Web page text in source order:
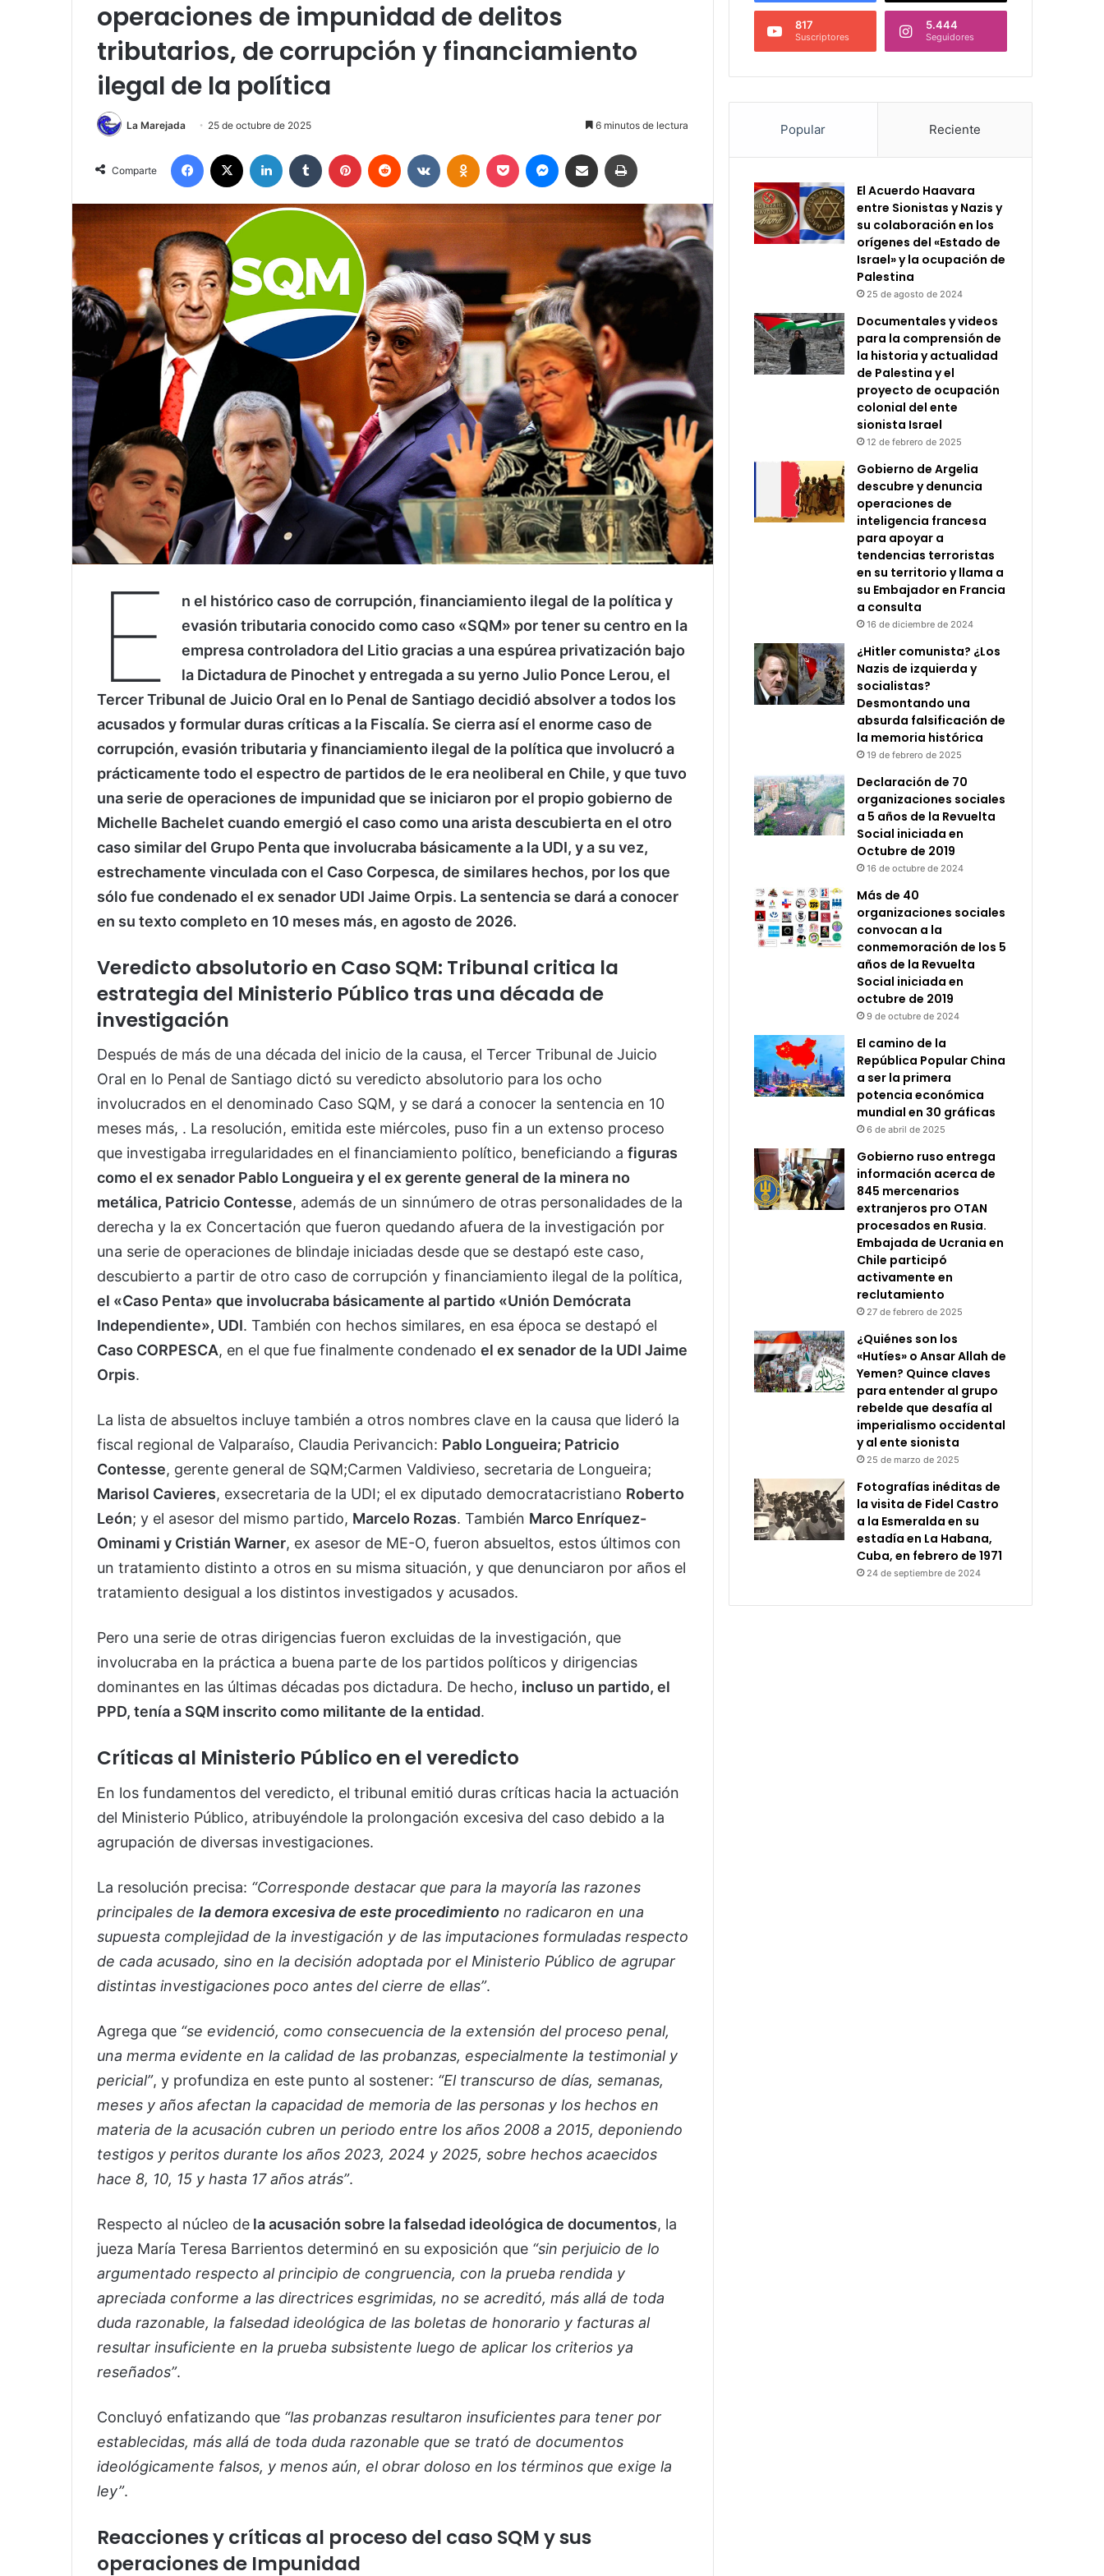
operaciones de impunidad de delitos
tributarios, de corrupción y financiamiento
ilegal de la política
La Marejada 25 de octubre de 2025 6 minutos de lectura
Comparte
Facebook LinkedIn Tumblr Pinterest Reddit VKontakteOdnoklassniki
Pocket Messenger
Compartir vía Email
E
n el histórico caso de corrupción, financiamiento ilegal de la política y
evasión tributaria conocido como caso «SQM» por tener su centro en la
empresa controladora del Litio gracias a una espúrea privatización bajo
la Dictadura de Pinochet y entregada a su yerno Julio Ponce Lerou, el
Tercer Tribunal de Juicio Oral en lo Penal de Santiago decidió absolver a todos los
acusados y formular duras críticas a la Fiscalía. Se cierra así el enorme caso de
corrupción, evasión tributaria y financiamiento ilegal de la política que involucró a
prácticamente todo el espectro de partidos de le era neoliberal en Chile, y que tuvo
una serie de operaciones de impunidad que se iniciaron por el propio gobierno de
Michelle Bachelet cuando emergió el caso como una arista descubierta en el otro
caso similar del Grupo Penta que involucraba básicamente a la UDI, y a su vez,
estrechamente vinculada con el Caso Corpesca, de similares hechos, por los que
sólo fue condenado el ex senador UDI Jaime Orpis. La sentencia se dará a conocer
en su texto completo en 10 meses más, en agosto de 2026.
Veredicto absolutorio en Caso SQM: Tribunal critica la
estrategia del Ministerio Público tras una década de
investigación
Después de más de una década del inicio de la causa, el Tercer Tribunal de Juicio
Oral en lo Penal de Santiago dictó su veredicto absolutorio para los ocho
involucrados en el denominado Caso SQM, y se dará a conocer la sentencia en 10
meses más, . La resolución, emitida este miércoles, puso fin a un extenso proceso
que investigaba irregularidades en el financiamiento político, beneficiando a figuras
como el ex senador Pablo Longueira y el ex gerente general de la minera no
metálica, Patricio Contesse, además de un sinnúmero de otras personalidades de la
derecha y la ex Concertación que fueron quedando afuera de la investigación por
una serie de operaciones de blindaje iniciadas desde que se destapó este caso,
descubierto a partir de otro caso de corrupción y financiamiento ilegal de la política,
el «Caso Penta» que involucraba básicamente al partido «Unión Demócrata
Independiente», UDI. También con hechos similares, en esa época se destapó el
Caso CORPESCA, en el que fue finalmente condenado el ex senador de la UDI Jaime
Orpis.
La lista de absueltos incluye también a otros nombres clave en la causa que lideró la
fiscal regional de Valparaíso, Claudia Perivancich: Pablo Longueira; Patricio
Contesse, gerente general de SQM;Carmen Valdivieso, secretaria de Longueira;
Marisol Cavieres, exsecretaria de la UDI; el ex diputado democratacristiano Roberto
León; y el asesor del mismo partido, Marcelo Rozas. También Marco Enríquez-
Ominami y Cristián Warner, ex asesor de ME-O, fueron absueltos, estos últimos con
un tratamiento distinto a otros en su misma situación, y que denunciaron por años el
tratamiento desigual a los distintos investigados y acusados.
Pero una serie de otras dirigencias fueron excluidas de la investigación, que
involucraba en la práctica a buena parte de los partidos políticos y dirigencias
dominantes en las últimas décadas pos dictadura. De hecho, incluso un partido, el
PPD, tenía a SQM inscrito como militante de la entidad.
Críticas al Ministerio Público en el veredicto
En los fundamentos del veredicto, el tribunal emitió duras críticas hacia la actuación
del Ministerio Público, atribuyéndole la prolongación excesiva del caso debido a la
agrupación de diversas investigaciones.
La resolución precisa: “Corresponde destacar que para la mayoría las razones
principales de la demora excesiva de este procedimiento no radicaron en una
supuesta complejidad de la investigación y de las imputaciones formuladas respecto
de cada acusado, sino en la decisión adoptada por el Ministerio Público de agrupar
distintas investigaciones poco antes del cierre de ellas”.
Agrega que “se evidenció, como consecuencia de la extensión del proceso penal,
una merma evidente en la calidad de las probanzas, especialmente la testimonial y
pericial”, y profundiza en este punto al sostener: “El transcurso de días, semanas,
meses y años afectan la capacidad de memoria de las personas y los hechos en
materia de la acusación cubren un periodo entre los años 2008 a 2015, deponiendo
testigos y peritos durante los años 2023, 2024 y 2025, sobre hechos acaecidos
hace 8, 10, 15 y hasta 17 años atrás”.
Respecto al núcleo de la acusación sobre la falsedad ideológica de documentos, la
jueza María Teresa Barrientos determinó en su exposición que “sin perjuicio de lo
argumentado respecto al principio de congruencia, con la prueba rendida y
apreciada conforme a las directrices esgrimidas, no se acreditó, más allá de toda
duda razonable, la falsedad ideológica de las boletas de honorario y facturas al
resultar insuficiente en la prueba subsistente luego de aplicar los criterios ya
reseñados”.
Concluyó enfatizando que “las probanzas resultaron insuficientes para tener por
establecidas, más allá de toda duda razonable que se trató de documentos
ideológicamente falsos, y menos aún, el obrar doloso en los términos que exige la
ley”.
Reacciones y críticas al proceso del caso SQM y sus
operaciones de Impunidad
817
Suscriptores
5.444
Seguidores
Popular Reciente
El Acuerdo Haavara
entre Sionistas y Nazis y
su colaboración en los
orígenes del «Estado de
Israel» y la ocupación de
Palestina
25 de agosto de 2024
Documentales y videos
para la comprensión de
la historia y actualidad
de Palestina y el
proyecto de ocupación
colonial del ente
sionista Israel
12 de febrero de 2025
Gobierno de Argelia
descubre y denuncia
operaciones de
inteligencia francesa
para apoyar a
tendencias terroristas
en su territorio y llama a
su Embajador en Francia
a consulta
16 de diciembre de 2024
¿Hitler comunista? ¿Los
Nazis de izquierda y
socialistas?
Desmontando una
absurda falsificación de
la memoria histórica
19 de febrero de 2025
Declaración de 70
organizaciones sociales
a 5 años de la Revuelta
Social iniciada en
Octubre de 2019
16 de octubre de 2024
Más de 40
organizaciones sociales
convocan a la
conmemoración de los 5
años de la Revuelta
Social iniciada en
octubre de 2019
9 de octubre de 2024
El camino de la
República Popular China
a ser la primera
potencia económica
mundial en 30 gráficas
6 de abril de 2025
Gobierno ruso entrega
información acerca de
845 mercenarios
extranjeros pro OTAN
procesados en Rusia.
Embajada de Ucrania en
Chile participó
activamente en
reclutamiento
27 de febrero de 2025
¿Quiénes son los
«Hutíes» o Ansar Allah de
Yemen? Quince claves
para entender al grupo
rebelde que desafía al
imperialismo occidental
y al ente sionista
25 de marzo de 2025
Fotografías inéditas de
la visita de Fidel Castro
a la Esmeralda en su
estadía en La Habana,
Cuba, en febrero de 1971
24 de septiembre de 2024